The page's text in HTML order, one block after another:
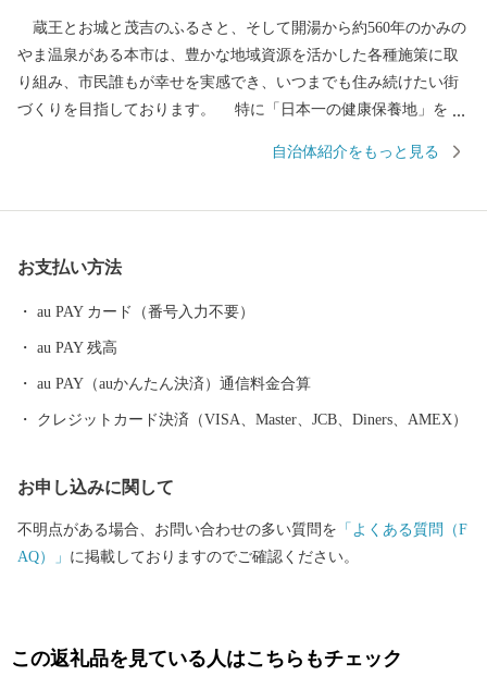
蔵王とお城と茂吉のふるさと、そして開湯から約560年のかみの
やま温泉がある本市は、豊かな地域資源を活かした各種施策に取
り組み、市民誰もが幸せを実感でき、いつまでも住み続けたい街
づくりを目指しております。 特に「日本一の健康保養地」を目
健康保養地）として、市民の健康増進と交流人口の拡大を目的
かな自然、肥沃な大地と生産者の熱意、高い栽培技術により生み
市像を実現するため、「ふるさと納税」という形で、みなさまか
らの応援をどうぞよろしくお願いいたします。 【お問合せ先】 ■
ふるさと納税についてのお問合せ 上山市役所 市政戦略課 シテ
月～金（祝・休日、年末年始は除く）8：30～17：15 ＜メ
自治体紹介をもっと見る
お支払い方法
au PAY カード（番号入力不要）
au PAY 残高
au PAY（auかんたん決済）通信料金合算
クレジットカード決済（VISA、Master、JCB、Diners、AMEX）
お申し込みに関して
不明点がある場合、お問い合わせの多い質問を 「よくある質問（F
AQ）」 に掲載しておりますのでご確認ください。
この返礼品を見ている人はこちらもチェック